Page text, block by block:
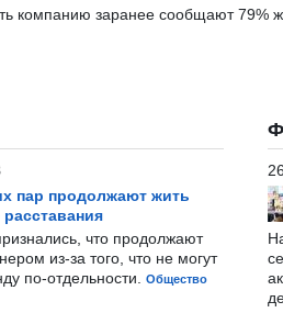
компанию заранее сообщают 79%
пар продолжают жить
что продолжают
из-за того, что не могут
по-отдельности.
Общество